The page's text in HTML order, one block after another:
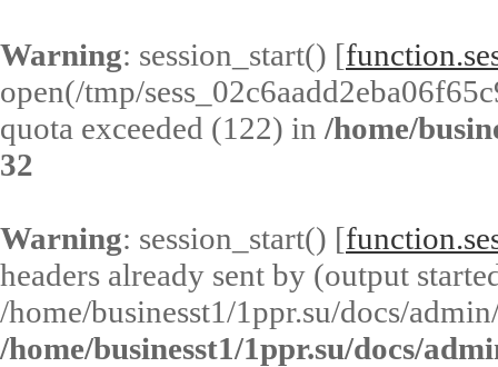
Warning: session_start() [
open(/tmp/
quota exceeded (122) in /home/
32
Warning: session_start() [
headers already sent by (output
/home/businesst1/1ppr.su/docs/
/home/businesst1/1ppr.su/docs/